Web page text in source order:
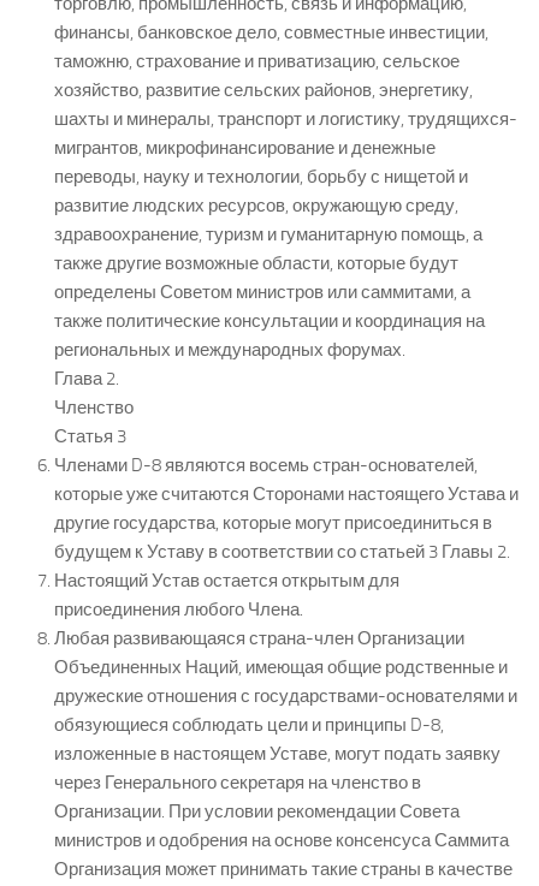
финансы, банковское дело, совместные инвестиции,
таможню, страхование и приватизацию, сельское
хозяйство, развитие сельских районов, энергетику,
шахты и минералы, транспорт и логистику, трудящихся-
мигрантов, микрофинансирование и денежные
переводы, науку и технологии, борьбу с нищетой и
развитие людских ресурсов, окружающую среду,
здравоохранение, туризм и гуманитарную помощь, а
также другие возможные области, которые будут
определены Советом министров или саммитами, а
также политические консультации и координация на
региональных и международных форумах.
Глава 2.
Членство
Статья 3
Членами D-8 являются восемь стран-основателей,
которые уже считаются Сторонами настоящего Устава и
другие государства, которые могут присоединиться в
будущем к Уставу в соответствии со статьей 3 Главы 2.
Настоящий Устав остается открытым для
присоединения любого Члена.
Любая развивающаяся страна-член Организации
Объединенных Наций, имеющая общие родственные и
дружеские отношения с государствами-основателями и
обязующиеся соблюдать цели и принципы D-8,
изложенные в настоящем Уставе, могут подать заявку
через Генерального секретаря на членство в
Организации. При условии рекомендации Совета
министров и одобрения на основе консенсуса Саммита
Организация может принимать такие страны в качестве